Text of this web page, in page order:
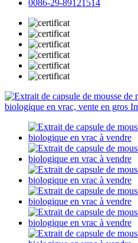
0086-29-89121514